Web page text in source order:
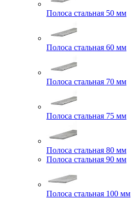
Полоса стальная 50 мм
Полоса стальная 60 мм
Полоса стальная 70 мм
Полоса стальная 75 мм
Полоса стальная 80 мм
Полоса стальная 90 мм
Полоса стальная 100 мм